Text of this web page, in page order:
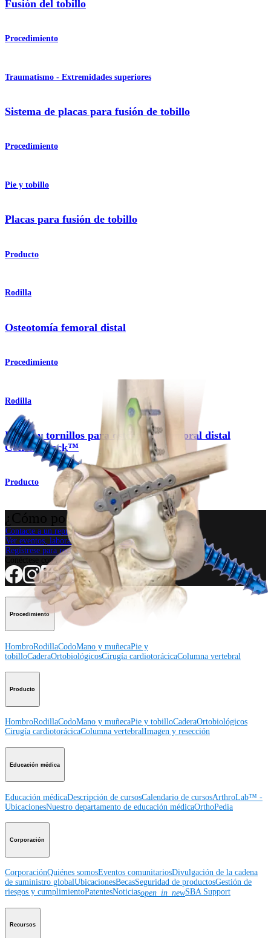
Fusión del tobillo
Procedimiento
Traumatismo - Extremidades superiores
Sistema de placas para fusión de tobillo
Procedimiento
Pie y tobillo
Placas para fusión de tobillo
Producto
Rodilla
Osteotomía femoral distal
Procedimiento
Rodilla
Placas y tornillos para osteotomía femoral distal
ContourLock™
Producto
¿Cómo podemos ayudarlo?
Contacte a un representante
Ver eventos, laboratorios y oportunidades educativas
Regístrese para recibir: ¿Qué hay de nuevo en Arthrex?
Conéctese con nosotros
Procedimiento
HombroRodillaCodoMano y muñecaPie y
tobilloCaderaOrtobiológicosCirugía cardiotorácicaColumna vertebral
Producto
HombroRodillaCodoMano y muñecaPie y tobilloCaderaOrtobiológicos
Cirugía cardiotorácicaColumna vertebralImagen y resección
Educación médica
Educación médicaDescripción de cursosCalendario de cursosArthroLab™ -
UbicacionesNuestro departamento de educación médicaOrthoPedia
Corporación
CorporaciónQuiénes somosEventos comunitariosDivulgación de la cadena
de suministro globalUbicacionesBecasSeguridad de productosGestión de
riesgos y cumplimientoPatentesNoticiasopen_in_newSBA Support
Recursos